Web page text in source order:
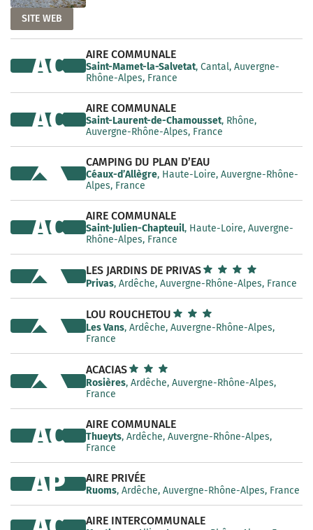
SITE WEB
AIRE COMMUNALE
Saint-Mamet-la-Salvetat, Cantal, Auvergne-
Rhône-Alpes, France
AC
AIRE COMMUNALE
Saint-Laurent-de-Chamousset, Rhône,
Auvergne-Rhône-Alpes, France
AC
CAMPING DU PLAN D’EAU
Céaux-d’Allègre, Haute-Loire, Auvergne-Rhône-
Alpes, France
AIRE COMMUNALE
Saint-Julien-Chapteuil, Haute-Loire, Auvergne-
Rhône-Alpes, France
AC
LES JARDINS DE PRIVAS
Privas, Ardêche, Auvergne-Rhône-Alpes, France
LOU ROUCHETOU
Les Vans, Ardêche, Auvergne-Rhône-Alpes,
France
ACACIAS
Rosières, Ardêche, Auvergne-Rhône-Alpes,
France
AIRE COMMUNALE
Thueyts, Ardêche, Auvergne-Rhône-Alpes,
France
AC
AIRE PRIVÉE
Ruoms, Ardêche, Auvergne-Rhône-Alpes, France
AP
AIRE INTERCOMMUNALE